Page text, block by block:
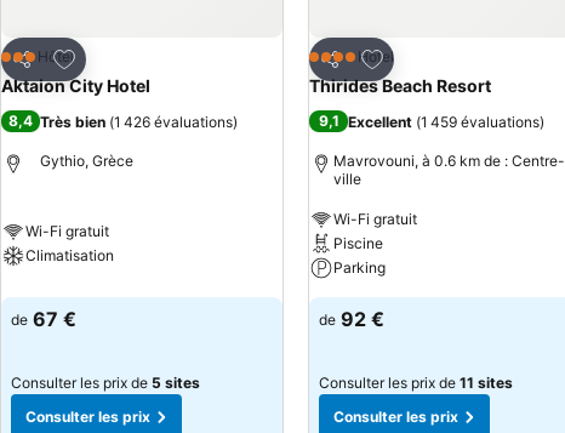
Partager
Ajouter à mes favoris
3 ÉtoilesHôtel
Aktaion City Hotel
8,4 Très bien (1 426 évaluations)
Gythio, Grèce
Wi-Fi gratuit
Climatisation
de 67 €
Consulter les prix de 5 sites
Consulter les prix
Partager
Ajouter à mes favoris
4 ÉtoilesHôtel
Thirides Beach Resort
9,1 Excellent (1 459 évaluations)
Mavrovouni, à 0.6 km de : Centre-
ville
Wi-Fi gratuit
Piscine
Parking
de 92 €
Consulter les prix de 11 sites
Consulter les prix